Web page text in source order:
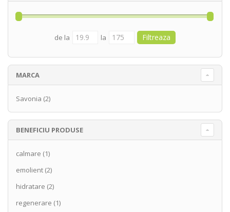
de la la
MARCA
Savonia (2)
BENEFICIU PRODUSE
calmare (1)
emolient (2)
hidratare (2)
regenerare (1)